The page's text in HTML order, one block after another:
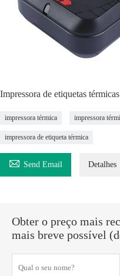
Impressora de etiquetas
impressora térmica impressora
impressora de etiqueta térmica
 Send Email Detalhes
Obter o preço mais
mais breve possível